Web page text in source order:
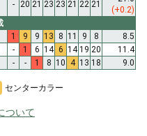
- 20 21 23 23 21 22 21
(+0.2)
1 9 9 13 8 11 9 8
8.5
- 1 6 14 6 14 19 20
11.4
- - 1 8 10 4 13 18 9.0
センターカラー
ついて